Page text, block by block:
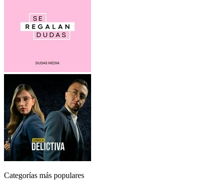
Categorías más populares